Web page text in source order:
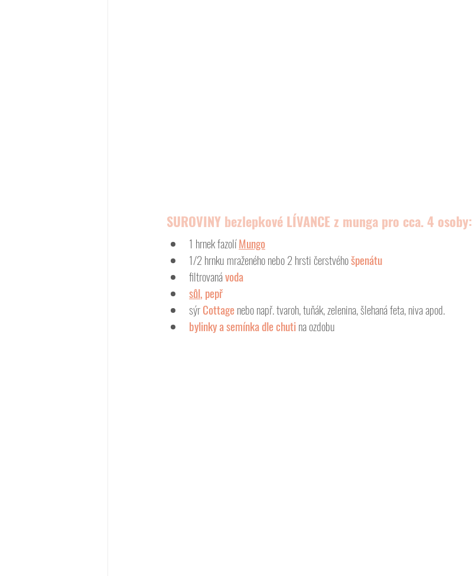
SUROVINY bezlepkové LÍVANCE z munga pro cca. 4 osoby:
1 hrnek fazolí Mungo
1/2 hrnku mraženého nebo 2 hrsti čerstvého špenátu
filtrovaná voda
sůl, pepř
sýr Cottage nebo např. tvaroh, tuňák, zelenina, šlehaná feta, niva apod.
bylinky a semínka dle chuti na ozdobu